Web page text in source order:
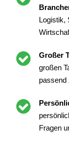
Logistik,
Großer
großen
passend
Fragen